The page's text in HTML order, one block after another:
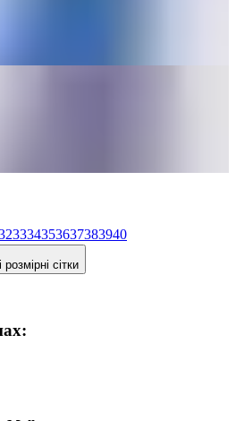
3334353637383940
розмірні сітки